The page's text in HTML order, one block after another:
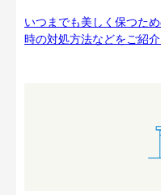
いつまでも美しく保つた
時の対処方法などをご紹介